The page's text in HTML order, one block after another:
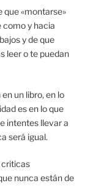
que «montarse»
como y hacia
y de que
leer o te puedan
un libro, en lo
es en lo que
intentes llevar a
será igual.
criticas
nunca están de